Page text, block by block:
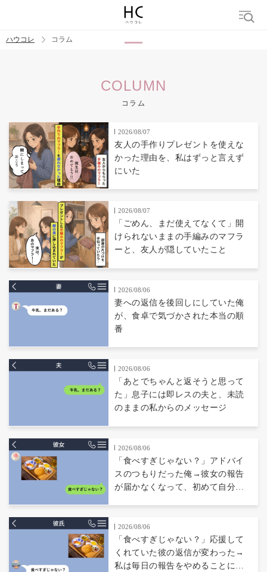
男の本音 男ウケ NG行動
ハウコレ コラム
COLUMN
コラム
2026/08/07
友人の手作りプレゼントを使えな
かった理由を、私はずっと言えず
にいた
2026/08/07
「ごめん、まだ使えてなくて」開
けられないままの手編みのマフラ
ーと、友人が隠していたこと
2026/08/06
妻への返信を後回しにしていた俺
が、食卓で気づかされた本当の順
番
2026/08/06
「あとでちゃんと返そうと思って
た」息子には即レスの夫と、未読
のままの私からのメッセージ
2026/08/06
「食べすぎじゃない？」アドバイ
スのつもりだった俺→彼女の報告
が届かなくなって、初めて自分の
2026/08/06
「食べすぎじゃない？」応援して
くれていた彼の返信が変わった→
私は毎日の報告をやめることにし